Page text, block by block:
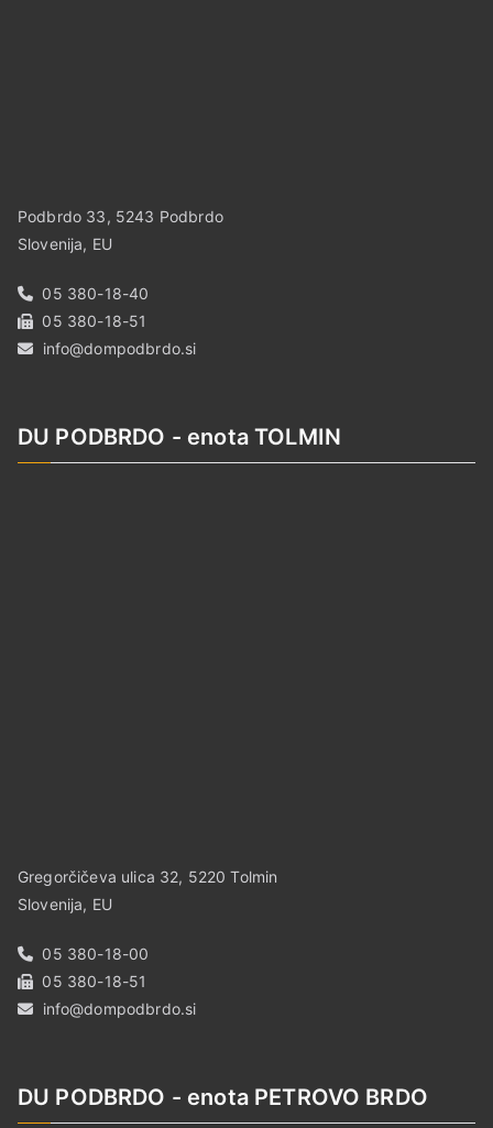
Podbrdo 33, 5243 Podbrdo
Slovenija, EU
05 380-18-40
05 380-18-51
info@dompodbrdo.si
DU PODBRDO - enota TOLMIN
Gregorčičeva ulica 32, 5220 Tolmin
Slovenija, EU
05 380-18-00
05 380-18-51
info@dompodbrdo.si
DU PODBRDO - enota PETROVO BRDO